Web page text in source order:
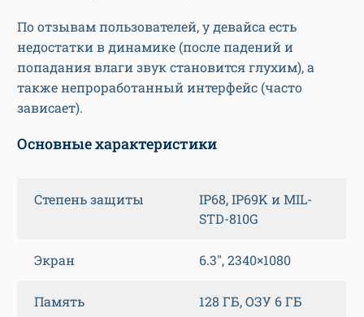
По отзывам пользователей, у девайса есть
недостатки в динамике (после падений и
попадания влаги звук становится глухим), а
также непроработанный интерфейс (часто
зависает).
Основные характеристики
Степень защиты
IP68, IP69K и MIL-
STD-810G
Экран 6.3″, 2340×1080
Память 128 ГБ, ОЗУ 6 ГБ